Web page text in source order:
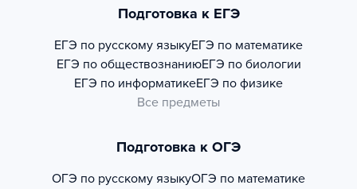
Подготовка к ЕГЭ
ЕГЭ по русскому языкуЕГЭ по математике
ЕГЭ по обществознаниюЕГЭ по биологии
ЕГЭ по информатикеЕГЭ по физике
Все предметы
Подготовка к ОГЭ
ОГЭ по русскому языкуОГЭ по математике